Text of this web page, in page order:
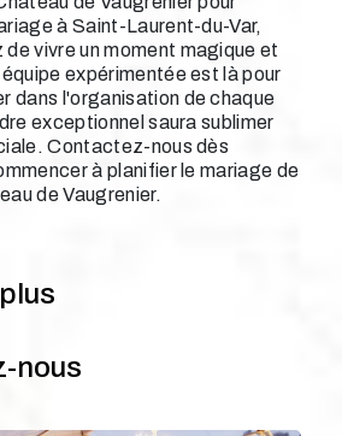
à Saint-Laurent-du-Var,
de vivre un moment magique et
expérimentée est là pour
dans l'organisation de chaque
exceptionnel saura sublimer
Contactez-nous dès
à planifier le mariage de
de Vaugrenier.
nous